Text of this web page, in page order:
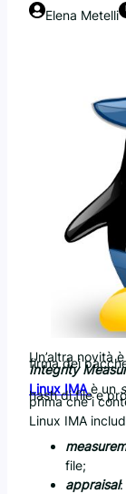
Elena Metelli
Un’altra novità
firma dei
Integrity
Linux IMA è un
hash di file e
prima che i
Linux IMA
file;
appraisal: